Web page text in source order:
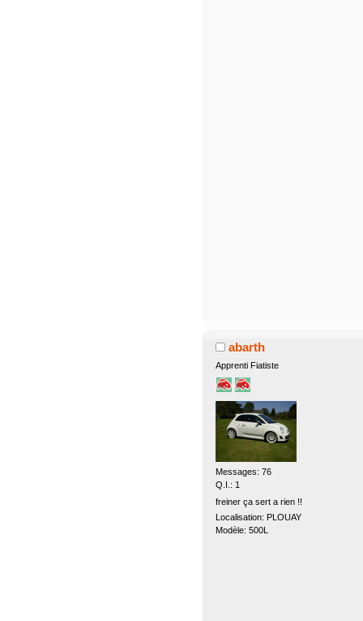
abarth
Apprenti Fiatiste
Messages: 76
Q.I.: 1
freiner ça sert a rien !!
Localisation: PLOUAY
Modèle: 500L